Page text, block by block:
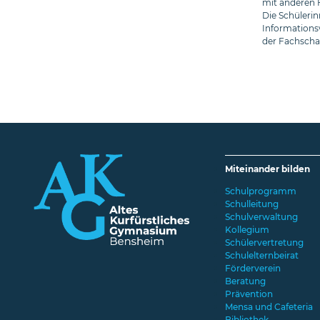
mit anderen
Die
der
Miteinander bilden
Schulprogramm
Schulleitung
Schulverwaltung
Kollegium
Schülervertretung
Schulelternbeirat
Förderverein
Beratung
Prävention
Mensa und Cafeteria